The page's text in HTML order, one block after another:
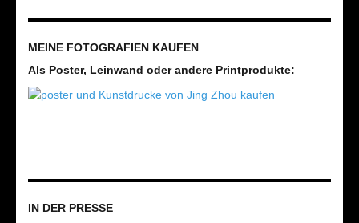
MEINE FOTOGRAFIEN KAUFEN
Als Poster, Leinwand oder andere Printprodukte:
IN DER PRESSE